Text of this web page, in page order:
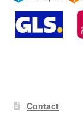
Contact